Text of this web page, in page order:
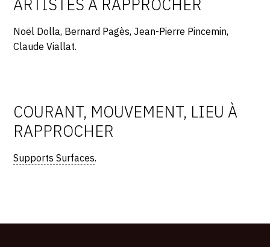
ARTISTES À RAPPROCHER
Noël Dolla, Bernard Pagès, Jean-Pierre Pincemin,
Claude Viallat.
COURANT, MOUVEMENT, LIEU À
RAPPROCHER
Supports Surfaces.